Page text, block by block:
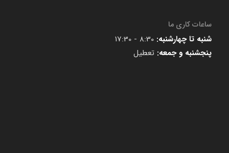
ساعات کاری ما
شنبه تا چهارشنبه: 8:30 - 17:30
پنجشنبه و جمعه: تعطیل